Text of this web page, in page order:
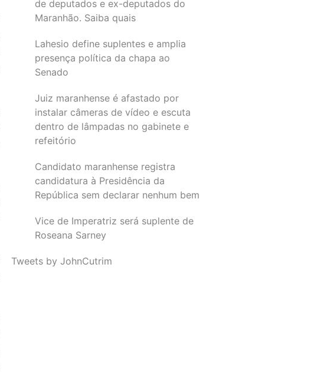
de deputados e ex-deputados do
Maranhão. Saiba quais
Lahesio define suplentes e amplia
presença política da chapa ao
Senado
Juiz maranhense é afastado por
instalar câmeras de vídeo e escuta
dentro de lâmpadas no gabinete e
refeitório
Candidato maranhense registra
candidatura à Presidência da
República sem declarar nenhum bem
Vice de Imperatriz será suplente de
Roseana Sarney
Tweets by JohnCutrim